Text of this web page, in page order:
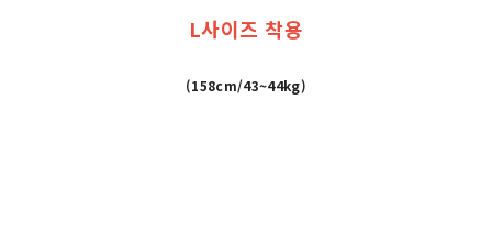
L사이즈 착용
(158cm/43~44kg)